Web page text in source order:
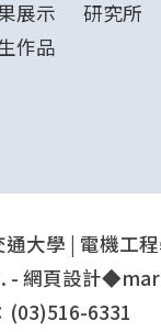
展示
作品
研究所
大學 | 電機工
- 網頁設計◆
(03)516-